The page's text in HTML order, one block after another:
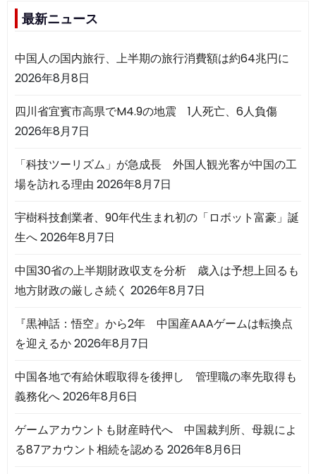
最新ニュース
中国人の国内旅行、上半期の旅行消費額は約64兆円に
2026年8月8日
四川省宜賓市高県でM4.9の地震 1人死亡、6人負傷
2026年8月7日
「科技ツーリズム」が急成長 外国人観光客が中国の工
場を訪れる理由 2026年8月7日
宇樹科技創業者、90年代生まれ初の「ロボット富豪」誕
生へ2026年8月7日
中国30省の上半期財政収支を分析 歳入は予想上回るも
地方財政の厳しさ続く 2026年8月7日
『黒神話：悟空』から2年 中国産AAAゲームは転換点
を迎えるか2026年8月7日
中国各地で有給休暇取得を後押し 管理職の率先取得も
義務化へ2026年8月6日
ゲームアカウントも財産時代へ 中国裁判所、母親によ
る87アカウント相続を認める 2026年8月6日